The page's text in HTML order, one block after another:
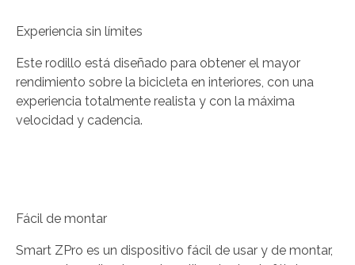
Experiencia sin límites
Este rodillo está diseñado para obtener el mayor
rendimiento sobre la bicicleta en interiores, con una
experiencia totalmente realista y con la máxima
velocidad y cadencia.
Fácil de montar
Smart ZPro es un dispositivo fácil de usar y de montar,